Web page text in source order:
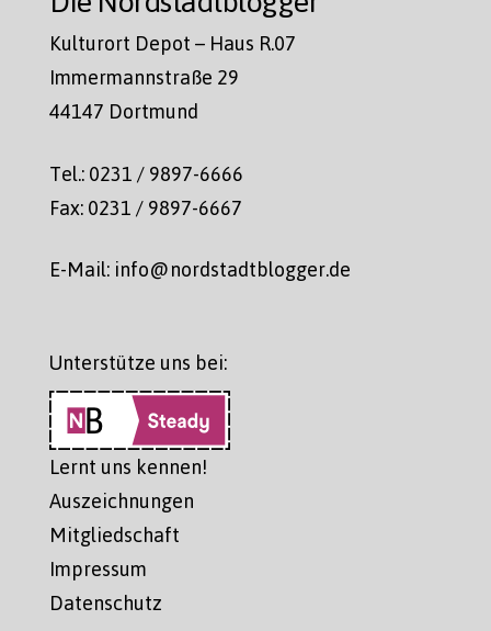
Kulturort Depot – Haus R.07
Immermannstraße 29
44147 Dortmund
Tel.: 0231 / 9897-6666
Fax: 0231 / 9897-6667
E-Mail: info@nordstadtblogger.de
Unterstütze uns bei:
Lernt uns kennen!
Auszeichnungen
Mitgliedschaft
Impressum
Datenschutz